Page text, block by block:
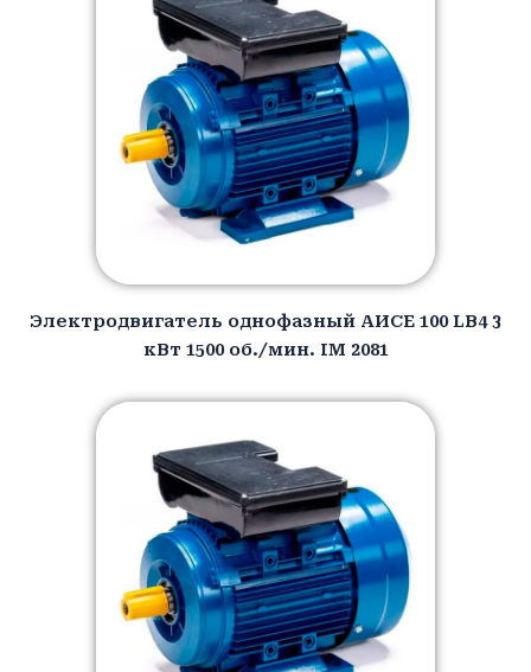
Электродвигатель однофазный АИCЕ 100 LB4 3
кВт 1500 об./мин. IM 2081